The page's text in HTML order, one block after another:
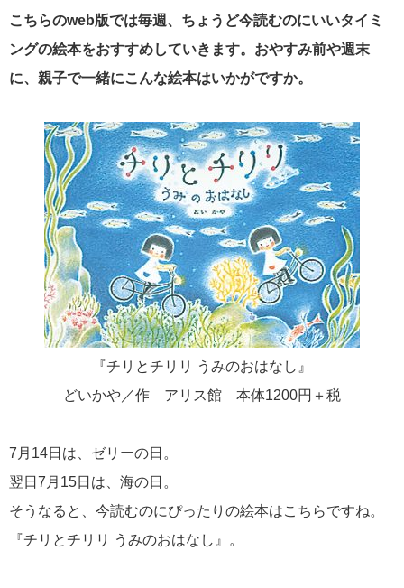
こちらのweb版では毎週、ちょうど今読むのにいいタイミ
ングの絵本をおすすめしていきます。おやすみ前や週末
に、親子で一緒にこんな絵本はいかがですか。
『チリとチリリ うみのおはなし』
どいかや／作 アリス館 本体1200円＋税
7月14日は、ゼリーの日。
翌日7月15日は、海の日。
そうなると、今読むのにぴったりの絵本はこちらですね。
『チリとチリリ うみのおはなし』。